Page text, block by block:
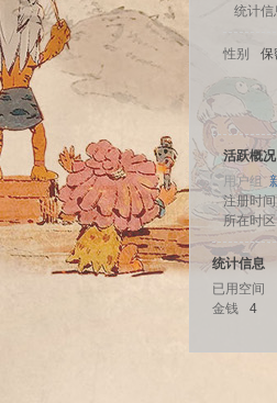
uz!
统计信
性别 保
活跃概况
用户组
注册时间
所在时区
统计信息
已用空间
金钱
4